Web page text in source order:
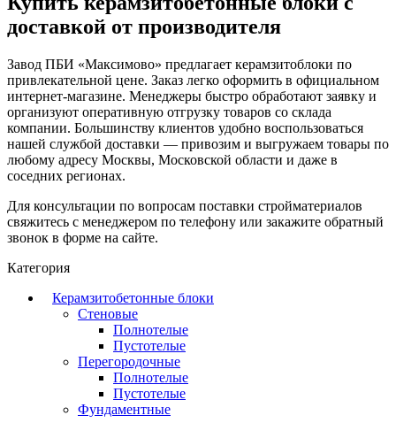
доставкой от производителя
Завод ПБИ «Максимово» предлагает керамзитоблоки по
привлекательной цене. Заказ легко оформить в официальном
интернет-магазине. Менеджеры быстро обработают заявку и
организуют оперативную отгрузку товаров со склада
компании. Большинству клиентов удобно воспользоваться
нашей службой доставки — привозим и выгружаем товары по
любому адресу Москвы, Московской области и даже в
соседних регионах.
Для консультации по вопросам поставки стройматериалов
свяжитесь с менеджером по телефону или закажите обратный
звонок в форме на сайте.
Категория
Керамзитобетонные блоки
Стеновые
Полнотелые
Пустотелые
Перегородочные
Полнотелые
Пустотелые
Фундаментные